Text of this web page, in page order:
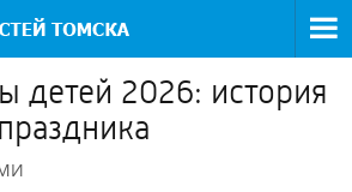
детей 2026: история